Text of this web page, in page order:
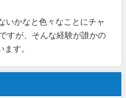
いかなと色々なことにチャ
すが、そんな経験が誰かの
す。